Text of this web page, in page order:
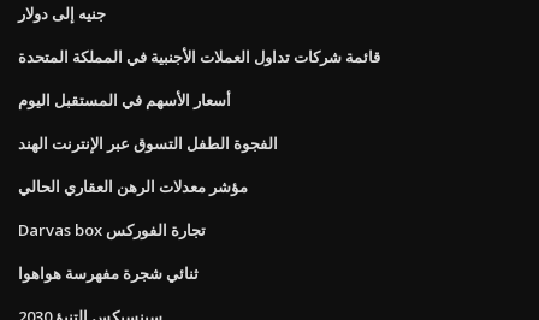
جنيه إلى دولار
قائمة شركات تداول العملات الأجنبية في المملكة المتحدة
أسعار الأسهم في المستقبل اليوم
الفجوة الطفل التسوق عبر الإنترنت الهند
مؤشر معدلات الرهن العقاري الحالي
Darvas box تجارة الفوركس
ثنائي شجرة مفهرسة هواهوا